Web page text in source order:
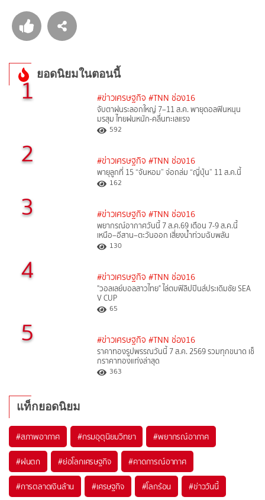
ยอดนิยมในตอนนี้
1 #ข่าวเศรษฐกิจ #TNN ช่อง16
จับตาฝนระลอกใหญ่ 7–11 ส.ค. พายุดอลฟินหนุน
มรสุม ไทยฝนหนัก-คลื่นทะเลแรง
592
2 #ข่าวเศรษฐกิจ #TNN ช่อง16
พายุลูกที่ 15 “จันหอม” จ่อถล่ม “ญี่ปุ่น” 11 ส.ค.นี้
162
3 #ข่าวเศรษฐกิจ #TNN ช่อง16
พยากรณ์อากาศวันนี้ 7 ส.ค.69 เตือน 7-9 ส.ค.นี้
เหนือ–อีสาน–ตะวันออก เสี่ยงน้ำท่วมฉับพลัน
130
4 #ข่าวเศรษฐกิจ #TNN ช่อง16
"วอลเลย์บอลสาวไทย" ไล่ตบฟิลิปปินส์ประเดิมชัย SEA
V CUP
65
5 #ข่าวเศรษฐกิจ #TNN ช่อง16
ราคาทองรูปพรรณวันนี้ 7 ส.ค. 2569 รวมทุกขนาด เช็
กราคาทองแท่งล่าสุด
363
แท็กยอดนิยม
#สภาพอากาศ #กรมอุตุนิยมวิทยา #พยากรณ์อากาศ
#ฝนตก #ย่อโลกเศรษฐกิจ #คาดการณ์อากาศ
#การตลาดเงินล้าน #เศรษฐกิจ #โลกร้อน #ข่าววันนี้